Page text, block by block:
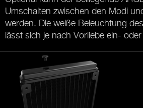
Umschalten zwischen den Modi
werden. Die weiße Beleuchtung
lässt sich je nach Vorliebe ein-